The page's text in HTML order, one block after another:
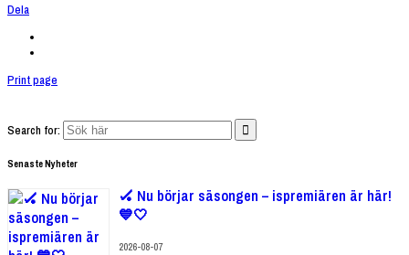
Dela
Print page
Search for:
Senaste Nyheter
🏑 Nu börjar säsongen – ispremiären är här!
💙🤍
2026-08-07